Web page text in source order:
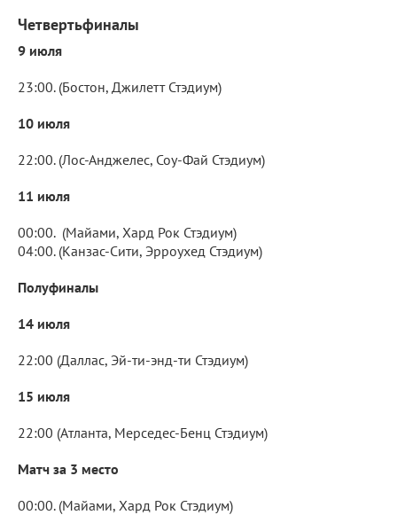
Четвертьфиналы
9 июля
23:00. (Бостон, Джилетт Стэдиум)
10 июля
22:00. (Лос-Анджелес, Соу-Фай Стэдиум)
11 июля
00:00. (Майами, Хард Рок Стэдиум)
04:00. (Канзас-Сити, Эрроухед Стэдиум)
Полуфиналы
14 июля
22:00 (Даллас, Эй-ти-энд-ти Стэдиум)
15 июля
22:00 (Атланта, Мерседес-Бенц Стэдиум)
Матч за 3 место
00:00. (Майами, Хард Рок Стэдиум)